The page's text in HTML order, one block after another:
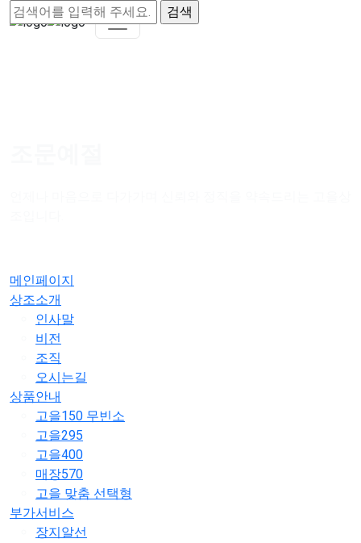
메인페이지
상조소개
인사말
비전
조직
오시는길
상품안내
고을150 무빈소
고을295
고을400
매장570
고을 맞춤 선택형
부가서비스
장지알선